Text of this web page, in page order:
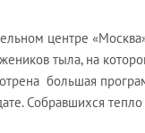
центре
тыла, на
большая
Собравшихся